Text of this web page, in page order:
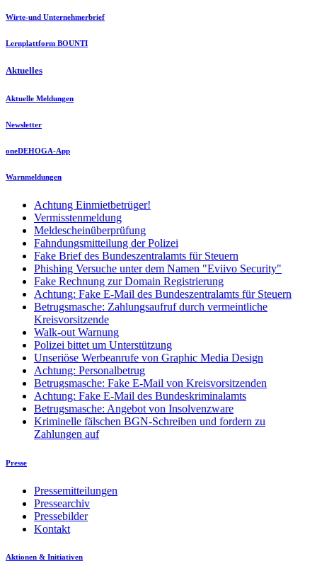
Wirte-und Unternehmerbrief
Lernplattform BOUNTI
Aktuelles
Aktuelle Meldungen
Newsletter
oneDEHOGA-App
Warnmeldungen
Achtung Einmietbetrüger!
Vermisstenmeldung
Meldescheinüberprüfung
Fahndungsmitteilung der Polizei
Fake Brief des Bundeszentralamts für Steuern
Phishing Versuche unter dem Namen "Eviivo Security"
Fake Rechnung zur Domain Registrierung
Achtung: Fake E-Mail des Bundeszentralamts für Steuern
Betrugsmasche: Zahlungsaufruf durch vermeintliche
Kreisvorsitzende
Walk-out Warnung
Polizei bittet um Unterstützung
Unseriöse Werbeanrufe von Graphic Media Design
Achtung: Personalbetrug
Betrugsmasche: Fake E-Mail von Kreisvorsitzenden
Achtung: Fake E-Mail des Bundeskriminalamts
Betrugsmasche: Angebot von Insolvenzware
Kriminelle fälschen BGN-Schreiben und fordern zu
Zahlungen auf
Presse
Pressemitteilungen
Pressearchiv
Pressebilder
Kontakt
Aktionen & Initiativen